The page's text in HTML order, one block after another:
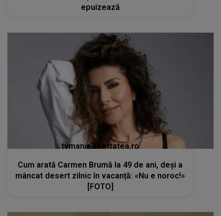
epuizează
tvmania.libertatea.ro
Cum arată Carmen Brumă la 49 de ani, deși a
mâncat desert zilnic în vacanță: «Nu e noroc!»
[FOTO]